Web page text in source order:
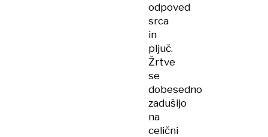
odpoved
srca
in
pljuč.
Žrtve
se
dobesedno
zadušijo
na
celični